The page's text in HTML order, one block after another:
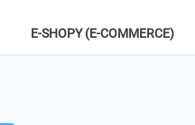
E-SHOPY (E-COMMERCE)